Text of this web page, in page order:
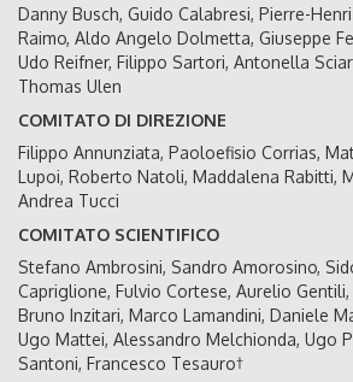
Danny Busch, Guido Calabresi, Pierre-
Raimo, Aldo Angelo Dolmetta, Giuseppe
Udo Reifner, Filippo Sartori, Antonella
Thomas Ulen
COMITATO DI DIREZIONE
Filippo Annunziata, Paoloefisio Corrias,
Lupoi, Roberto Natoli, Maddalena Rabitti,
Andrea Tucci
COMITATO SCIENTIFICO
Stefano Ambrosini, Sandro Amorosino,
Capriglione, Fulvio Cortese, Aurelio Gentili,
Bruno Inzitari, Marco Lamandini, Daniele
Ugo Mattei, Alessandro Melchionda, Ugo
Santoni, Francesco Tesauro†